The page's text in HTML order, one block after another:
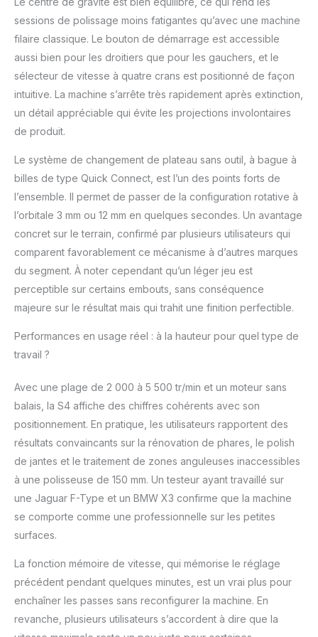
vitesse sera réinitialisée au niveau I. 【Aide
polisseuse voiture S4 avec barre
d'extension pour les coins intérieurs
inaccessibles tels que les pare-chocs, les
rétroviseurs, les roues, etc. La BATOCA
polisseuse piles S4 est l'outil idéal pour
une utilisation dans des endroits confinés,
simplifiant le processus de polissage et
d'Accessoires】Polisseuse à batterie S4
comprend non seulement les accessoires
de base, mais aussi 2 jeux de mini-
tampons de polissage qui ne nécessitent
utilisés avec la lance à embout allongé.
Sont également inclus des chiffons de
polissage pour le verre et du papier de
verre éponge pour le plastique, une large
vos différents besoins en matière
d'entretien automobile ! 【Moteur Sans
Balais】La machine à polir professionnelle
soucis pour remplacer les balais de
carbone, idéal pour le polissage
professionnel des voitures !
sessions de polissage moins fatigantes qu’avec une machine
filaire classique. Le bouton de démarrage est accessible
aussi bien pour les droitiers que pour les gauchers, et le
sélecteur de vitesse à quatre crans est positionné de façon
intuitive. La machine s’arrête très rapidement après extinction,
un détail appréciable qui évite les projections involontaires
de produit.
Le système de changement de plateau sans outil, à bague à
billes de type Quick Connect, est l’un des points forts de
l’ensemble. Il permet de passer de la configuration rotative à
l’orbitale 3 mm ou 12 mm en quelques secondes. Un avantage
concret sur le terrain, confirmé par plusieurs utilisateurs qui
comparent favorablement ce mécanisme à d’autres marques
du segment. À noter cependant qu’un léger jeu est
perceptible sur certains embouts, sans conséquence
majeure sur le résultat mais qui trahit une finition perfectible.
Performances en usage réel : à la hauteur pour quel type de
travail ?
Avec une plage de 2 000 à 5 500 tr/min et un moteur sans
balais, la S4 affiche des chiffres cohérents avec son
positionnement. En pratique, les utilisateurs rapportent des
résultats convaincants sur la rénovation de phares, le polish
de jantes et le traitement de zones anguleuses inaccessibles
à une polisseuse de 150 mm. Un testeur ayant travaillé sur
une Jaguar F-Type et un BMW X3 confirme que la machine
se comporte comme une professionnelle sur les petites
surfaces.
La fonction mémoire de vitesse, qui mémorise le réglage
précédent pendant quelques minutes, est un vrai plus pour
enchaîner les passes sans reconfigurer la machine. En
revanche, plusieurs utilisateurs s’accordent à dire que la